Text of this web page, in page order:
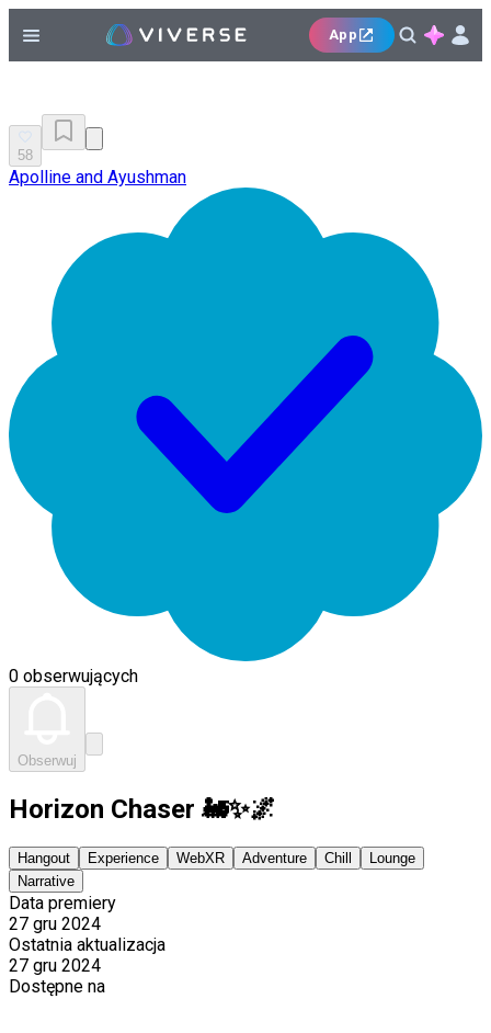
App
58
Apolline and Ayushman
0 obserwujących
Obserwuj
Horizon Chaser 🚂✨🌌
Hangout Experience WebXR Adventure Chill
Lounge
Narrative
Data premiery
27 gru 2024
Ostatnia aktualizacja
27 gru 2024
Dostępne na